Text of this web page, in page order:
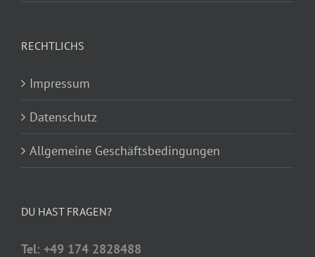
RECHTLICHS
Impressum
Datenschutz
Allgemeine Geschäftsbedingungen
DU HAST FRAGEN?
Tel: +49 174 2828488